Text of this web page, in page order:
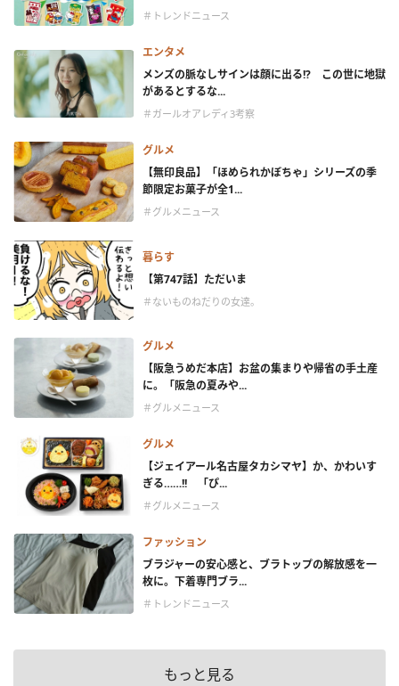
＃トレンドニュース
エンタメ
メンズの脈なしサインは顔に出る!? この世に地獄
があるとするな...
＃ガールオアレディ3考察
グルメ
【無印良品】「ほめられかぼちゃ」シリーズの季
節限定お菓子が全1...
＃グルメニュース
暮らす
【第747話】ただいま
＃ないものねだりの女達。
グルメ
【阪急うめだ本店】お盆の集まりや帰省の手土産
に。「阪急の夏みや...
＃グルメニュース
グルメ
【ジェイアール名古屋タカシマヤ】か、かわいす
ぎる……!! 「ぴ...
＃グルメニュース
ファッション
ブラジャーの安心感と、ブラトップの解放感を一
枚に。下着専門ブラ...
＃トレンドニュース
もっと見る